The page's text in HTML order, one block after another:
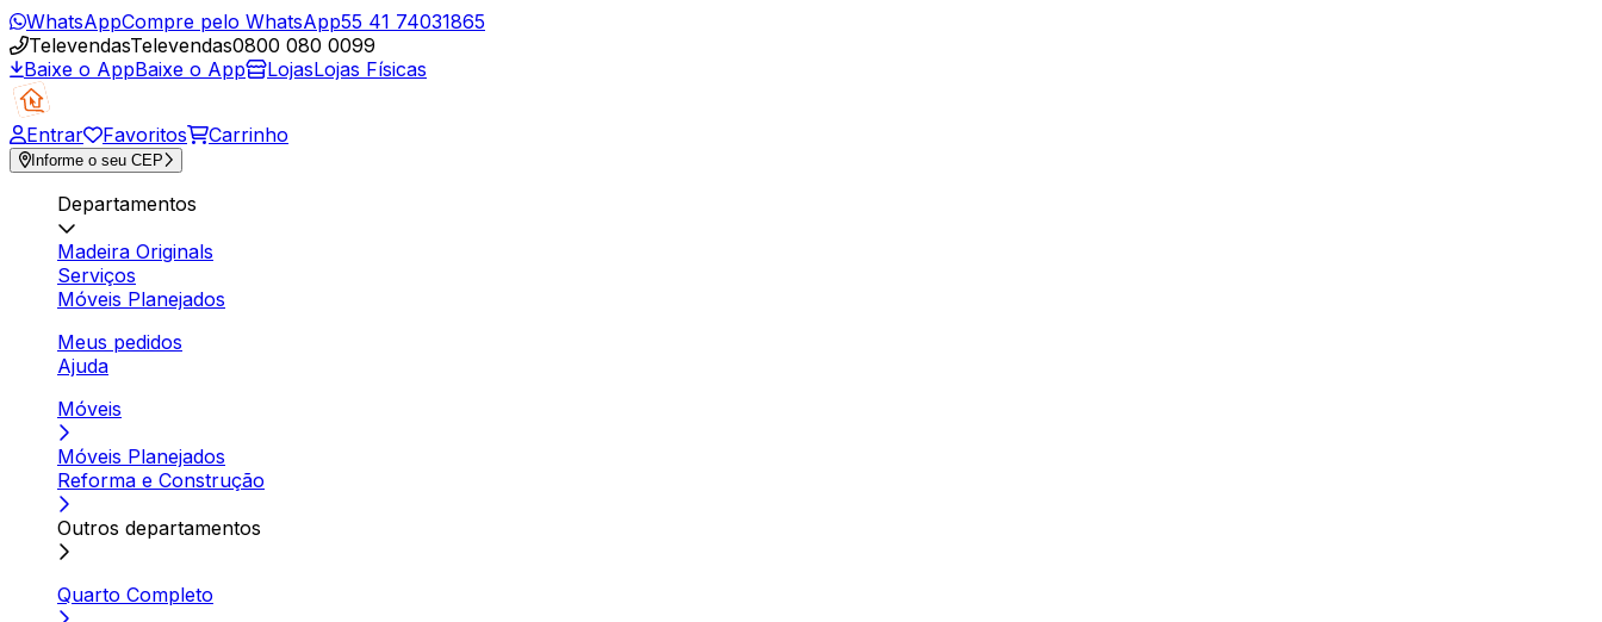
WhatsAppCompre pelo WhatsApp55 41 74031865
TelevendasTelevendas0800 080 0099
Baixe o AppBaixe o App LojasLojas Físicas
Entrar Favoritos Carrinho
Informe o seu CEP
Departamentos
Madeira Originals
Serviços
Móveis Planejados
Meus pedidos
Ajuda
Móveis
Móveis Planejados
Reforma e Construção
Outros departamentos
Quarto Completo